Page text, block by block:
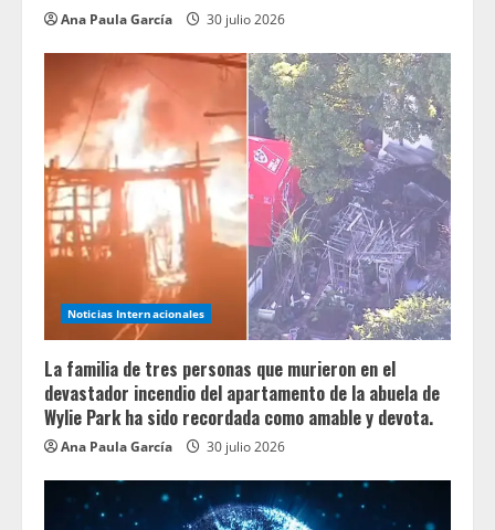
Ana Paula García 30 julio 2026
Noticias Internacionales
La familia de tres personas que murieron en el
devastador incendio del apartamento de la abuela de
Wylie Park ha sido recordada como amable y devota.
Ana Paula García 30 julio 2026